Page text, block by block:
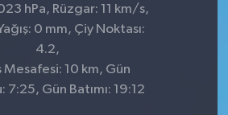
hPa, Rüzgar: 11 km/s,
0 mm, Çiy Noktası:
4.2,
Mesafesi: 10 km, Gün
7:25, Gün Batımı: 19:12